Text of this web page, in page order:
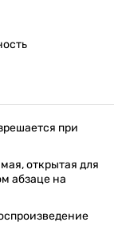
при
открытая для
абзаце на